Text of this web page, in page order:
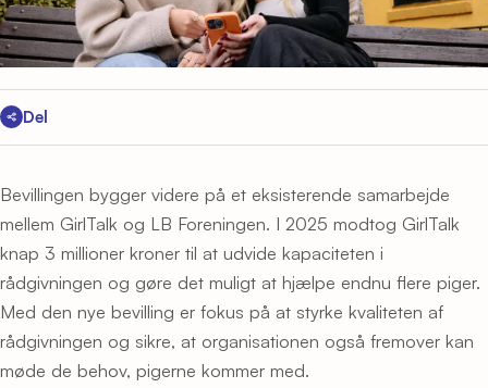
Del
Bevillingen bygger videre på et eksisterende samarbejde
mellem GirlTalk og LB Foreningen. I 2025 modtog GirlTalk
knap 3 millioner kroner til at udvide kapaciteten i
rådgivningen og gøre det muligt at hjælpe endnu flere piger.
Med den nye bevilling er fokus på at styrke kvaliteten af
rådgivningen og sikre, at organisationen også fremover kan
møde de behov, pigerne kommer med.